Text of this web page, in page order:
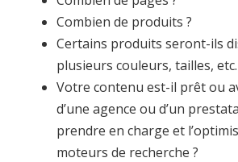
Combien de produits ?
Certains produits seront-ils
plusieurs couleurs, tailles, etc.
Votre contenu est-il prêt ou
d’une agence ou d’un
prendre en charge et
moteurs de recherche ?